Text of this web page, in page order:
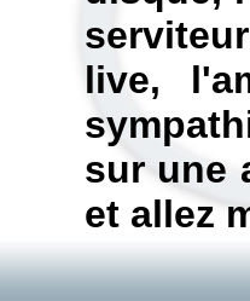
live,
sur une
et allez